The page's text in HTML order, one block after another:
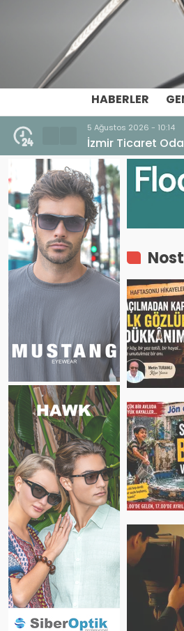
HABERLER
5 Ağustos 2026 - 10:14
İzmir Ticaret